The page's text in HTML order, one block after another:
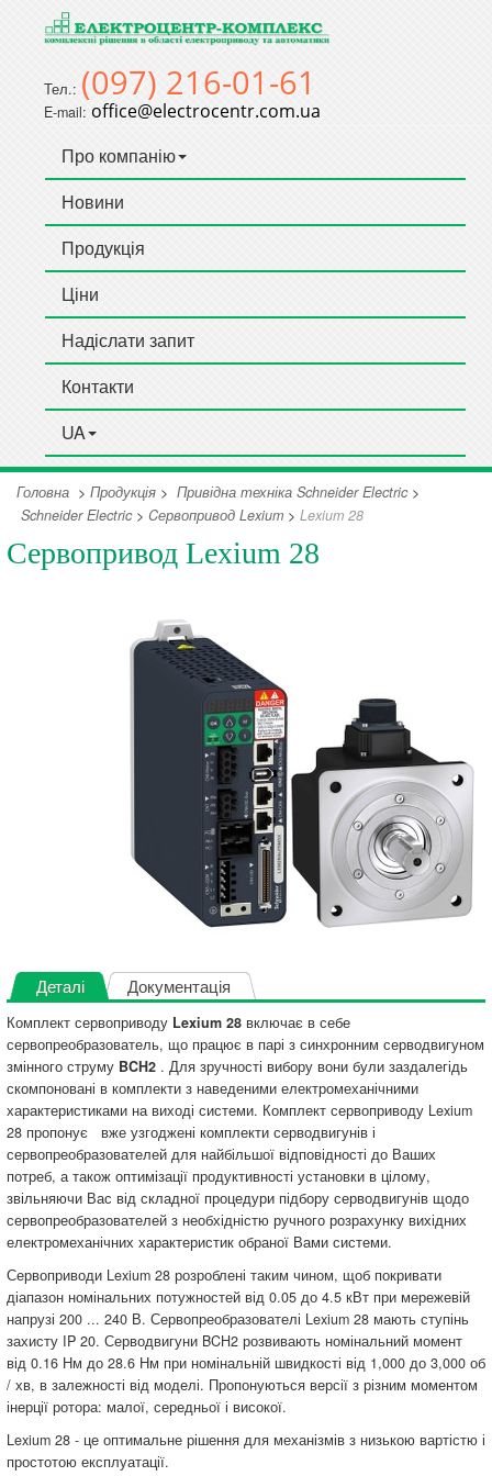
Тел.: (097) 216-01-61
E-mail: office@electrocentr.com.ua
Про компанію
Новини
Продукція
Ціни
Надіслати запит
Контакти
UA
Головна > Продукція > Привідна техніка Schneider Electric >
Schneider Electric > Cервопривод Lexium > Lexium 28
Сервопривод Lexium 28
Деталі Документація
Комплект сервоприводу Lexium 28 включає в себе
сервопреобразователь, що працює в парі з синхронним серводвигуном
змінного струму BCH2 . Для зручності вибору вони були заздалегідь
скомпоновані в комплекти з наведеними електромеханічними
характеристиками на виході системи. Комплект сервоприводу Lexium
28 пропонує вже узгоджені комплекти серводвигунів і
сервопреобразователей для найбільшої відповідності до Ваших
потреб, а також оптимізації продуктивності установки в цілому,
звільняючи Вас від складної процедури підбору серводвигунів щодо
сервопреобразователей з необхідністю ручного розрахунку вихідних
електромеханічних характеристик обраної Вами системи.
Сервоприводи Lexium 28 розроблені таким чином, щоб покривати
діапазон номінальних потужностей від 0.05 до 4.5 кВт при мережевій
напрузі 200 ... 240 В. Сервопреобразователі Lexium 28 мають ступінь
захисту IP 20. Серводвигуни BCH2 розвивають номінальний момент
від 0.16 Нм до 28.6 Нм при номінальній швидкості від 1,000 до 3,000 об
/ хв, в залежності від моделі. Пропонуються версії з різним моментом
інерції ротора: малої, середньої і високої.
Lexium 28 - це оптимальне рішення для механізмів з низькою вартістю і
простотою експлуатації.